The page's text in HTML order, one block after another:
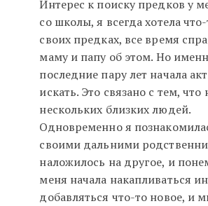
Интерес к поиску предков у
со школы, я всегда хотела
своих предках, все время
маму и папу об этом. Но
последние пару лет начала
искать. Это связано с тем, что
нескольких близких людей.
Одновременно я
своими дальними
наложилось на другое, и
меня начала накапливаться
добавляться что-то новое, и